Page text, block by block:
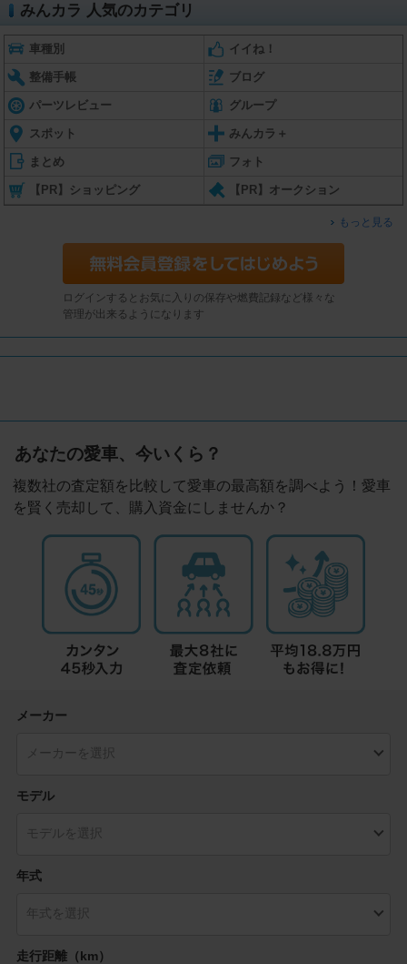
みんカラ 人気のカテゴリ
車種別 イイね！
整備手帳 ブログ
パーツレビュー グループ
スポット みんカラ＋
まとめ フォト
【PR】ショッピング 【PR】オークション
もっと見る
ログインするとお気に入りの保存や燃費記録など様々な
管理が出来るようになります
あなたの愛車、今いくら？
複数社の査定額を比較して愛車の最高額を調べよう！愛車
を賢く売却して、購入資金にしませんか？
メーカー
モデル
年式
走行距離（km）